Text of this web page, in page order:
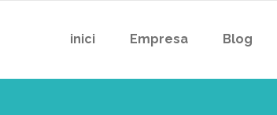
inici Empresa Blog